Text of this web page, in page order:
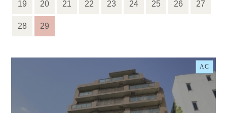
19 20 21 22 23 24 25 26 27
28 29
AC